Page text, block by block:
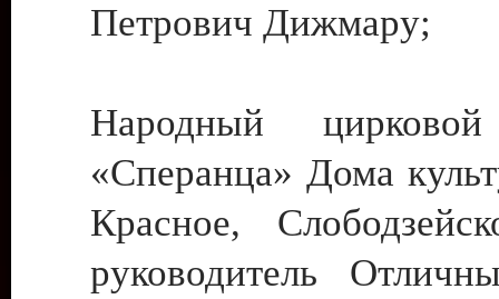
Петрович Дижмару;
Народный цирковой
«Сперанца» Дома
Красное,
руководитель